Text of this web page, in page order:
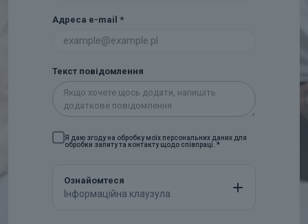
Адреса e-mail *
Текст повідомлення
Я даю згоду на обробку моїх персональних даних для
обробки запиту та контакту щодо співпраці. *
Ознайомтеся
Інформаційна клаузула